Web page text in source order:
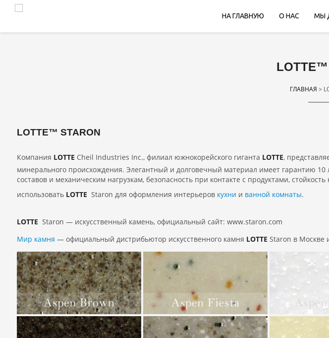
НА ГЛАВНУЮ О НАС МЫ
LOTTE™
ГЛАВНАЯ >
LOTTE™ STARON
Компания LOTTE Cheil Industries Inc., филиал южнокорейского гиганта LOTTE,
минерального происхождения. Элегантный и долговечный материал имеет гарантию 10
составов и механическим нагрузкам, безопасность при контакте с продуктами,
использовать LOTTE Staron для оформления интерьеров кухни и ванной комнаты.
LOTTE Staron — искусственный камень, официальный сайт: www.staron.com
Мир камня — официальный дистрибьютор искусственного камня LOTTE Staron в Москве